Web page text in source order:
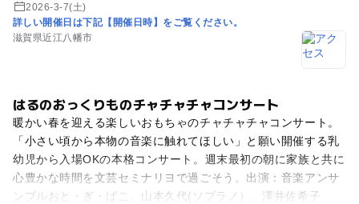
2026-3-7(土)
詳しい開催日は下記【開催日時】をご覧ください。
滋賀県近江八幡市
はるのおっくりものチャチャチャコンサート
暖かい春を迎える楽しいおもちゃのチャチャチャコンサート。
「小さい頃から本物の音楽に触れてほしい」と願い開催する乳
幼児から入場OKの本格コンサート。週末最初の朝に家族と共に
心豊かな時間を文芸セミナリヨで過ごそう。出演：音楽アンサ
ンブルおと・ぎ・ばこ、山本久代(ソプラノ）、澤井佐希子